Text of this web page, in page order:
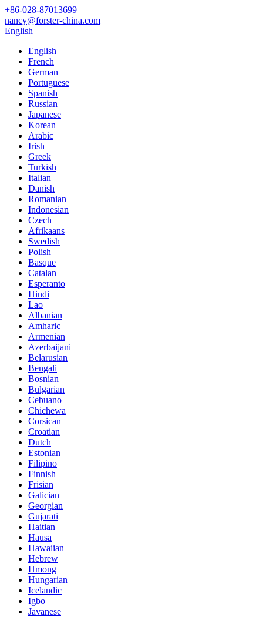
+86-028-87013699
nancy@forster-china.com
English
English
French
German
Portuguese
Spanish
Russian
Japanese
Korean
Arabic
Irish
Greek
Turkish
Italian
Danish
Romanian
Indonesian
Czech
Afrikaans
Swedish
Polish
Basque
Catalan
Esperanto
Hindi
Lao
Albanian
Amharic
Armenian
Azerbaijani
Belarusian
Bengali
Bosnian
Bulgarian
Cebuano
Chichewa
Corsican
Croatian
Dutch
Estonian
Filipino
Finnish
Frisian
Galician
Georgian
Gujarati
Haitian
Hausa
Hawaiian
Hebrew
Hmong
Hungarian
Icelandic
Igbo
Javanese